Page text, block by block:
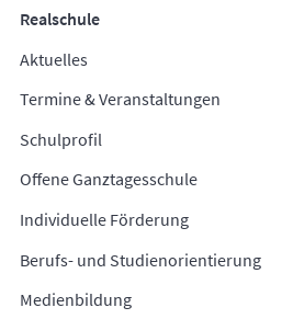
Realschule
Aktuelles
Termine & Veranstaltungen
Schulprofil
Offene Ganztagesschule
Individuelle Förderung
Berufs- und Studienorientierung
Medienbildung